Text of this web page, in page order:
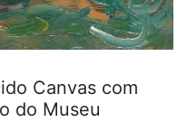
Canvas com
do Museu